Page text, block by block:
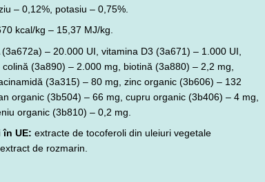
– 0,12%, potasiu – 0,75%.
kcal/kg – 15,37 MJ/kg.
(3a672a) – 20.000 UI, vitamina D3 (3a671) – 1.000 UI,
(3a890) – 2.000 mg, biotină (3a880) – 2,2 mg,
(3a315) – 80 mg, zinc organic (3b606) – 132
organic (3b504) – 66 mg, cupru organic (3b406) – 4 mg,
organic (3b810) – 0,2 mg.
UE: extracte de tocoferoli din uleiuri vegetale
de rozmarin.